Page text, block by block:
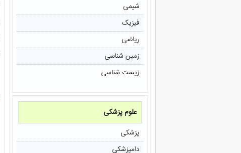
شیمی
فیزیک
ریاضی
زمین شناسی
زیست شناسی
علوم پزشکی
پزشکی
دامپزشکی